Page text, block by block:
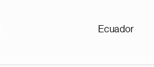
Ecuador